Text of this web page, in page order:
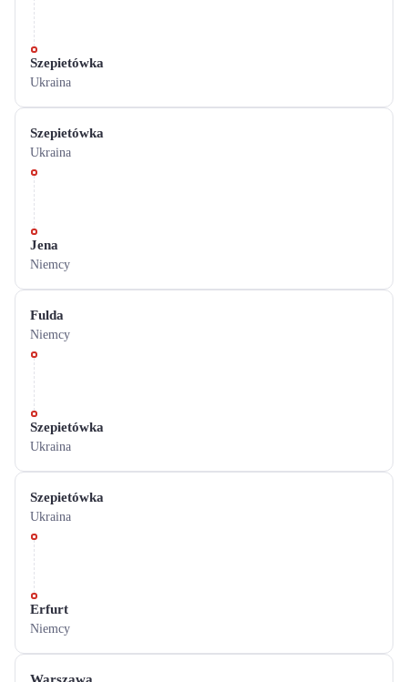
Szepietówka
Ukraina
Szepietówka
Ukraina
Jena
Niemcy
Fulda
Niemcy
Szepietówka
Ukraina
Szepietówka
Ukraina
Erfurt
Niemcy